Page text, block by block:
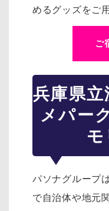
めるグッズをご
ご
兵庫県立
メパー
モ
パソナグループ
で自治体や地元